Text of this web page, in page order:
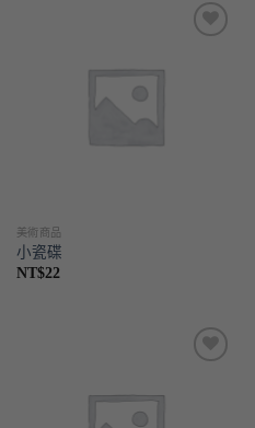
美術商品
小瓷碟
NT$22